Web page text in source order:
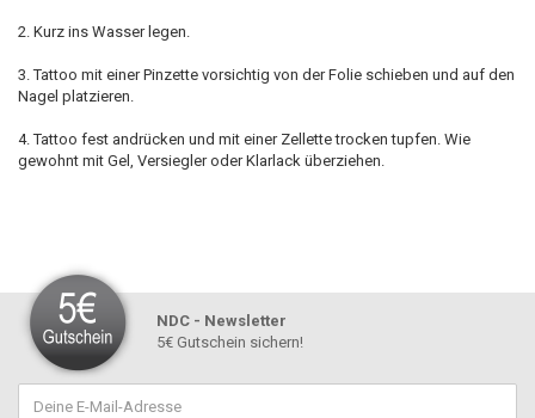
2. Kurz ins Wasser legen.
3. Tattoo mit einer Pinzette vorsichtig von der Folie schieben und auf den
Nagel platzieren.
4. Tattoo fest andrücken und mit einer Zellette trocken tupfen. Wie
gewohnt mit Gel, Versiegler oder Klarlack überziehen.
NDC - Newsletter
5€ Gutschein sichern!